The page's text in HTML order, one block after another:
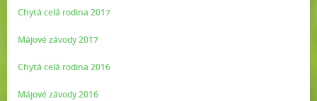
Chytá celá rodina 2017
Májové závody 2017
Chytá celá rodina 2016
Májové závody 2016